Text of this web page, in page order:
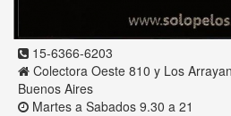
15-6366-6203
Colectora Oeste 810 y Los
Buenos Aires
Martes a Sabados 9.30 a 21